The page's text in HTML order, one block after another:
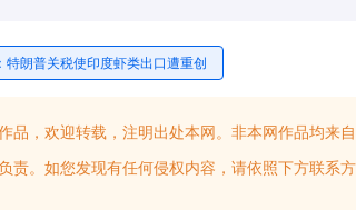
特朗普关税使印度虾类出口遭重创
品，欢迎转载，注明出处本网。非本网作品均来
责。如您发现有任何侵权内容，请依照下方联系